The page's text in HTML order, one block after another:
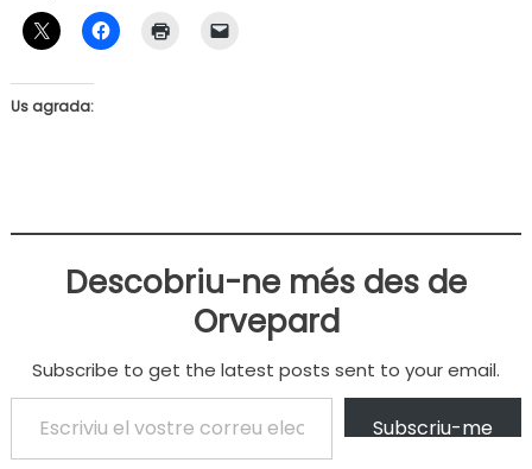
Us agrada:
Descobriu-ne més des de
Orvepard
Subscribe to get the latest posts sent to your email.
Escriviu el vostre correu electrònic…
Subscriu-me